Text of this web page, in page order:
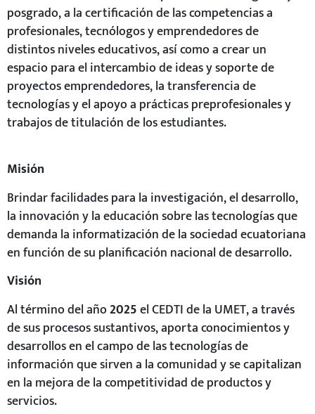
posgrado, a la certificación de las competencias a
profesionales, tecnólogos y emprendedores de
distintos niveles educativos, así como a crear un
espacio para el intercambio de ideas y soporte de
proyectos emprendedores, la transferencia de
tecnologías y el apoyo a prácticas preprofesionales y
trabajos de titulación de los estudiantes.
Misión
Brindar facilidades para la investigación, el desarrollo,
la innovación y la educación sobre las tecnologías que
demanda la informatización de la sociedad ecuatoriana
en función de su planificación nacional de desarrollo.
Visión
Al término del año2025el CEDTI de la UMET, a través
de sus procesos sustantivos, aporta conocimientos y
desarrollos en el campo de las tecnologías de
información que sirven a la comunidad y se capitalizan
en la mejora de la competitividad de productos y
servicios.